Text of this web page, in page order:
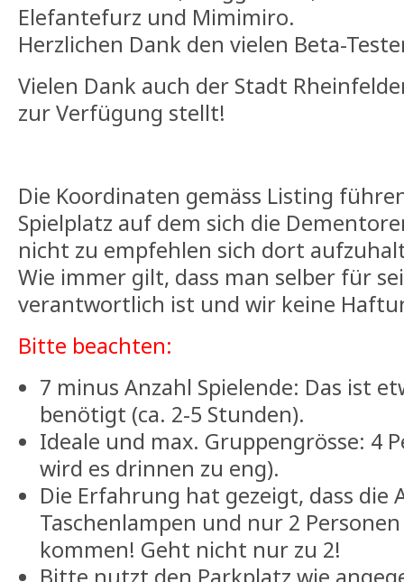
Elefantefurz und Mimimiro.
Herzlichen Dank den vielen Beta-
Vielen Dank auch der Stadt
zur Verfügung stellt!
Die Koordinaten gemäss Listing
Spielplatz auf dem sich die
nicht zu empfehlen sich dort
Wie immer gilt, dass man selber für
verantwortlich ist und wir keine
Bitte beachten:
7 minus Anzahl Spielende: Das ist
benötigt (ca. 2-5 Stunden).
Ideale und max. Gruppengrösse: 4
wird es drinnen zu eng).
Die Erfahrung hat gezeigt, dass die
Taschenlampen und nur 2
kommen! Geht nicht nur zu 2!